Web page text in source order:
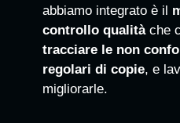
abbiamo integrato è il
controllo qualitàche
tracciare le non
regolari di copie, e
migliorarle.